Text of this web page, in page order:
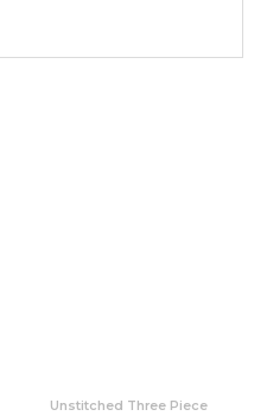
Unstitched Three Piece